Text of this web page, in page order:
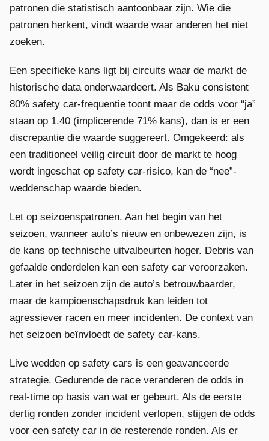
patronen die statistisch aantoonbaar zijn. Wie die
patronen herkent, vindt waarde waar anderen het niet
zoeken.
Een specifieke kans ligt bij circuits waar de markt de
historische data onderwaardeert. Als Baku consistent
80% safety car-frequentie toont maar de odds voor “ja”
staan op 1.40 (implicerende 71% kans), dan is er een
discrepantie die waarde suggereert. Omgekeerd: als
een traditioneel veilig circuit door de markt te hoog
wordt ingeschat op safety car-risico, kan de “nee”-
weddenschap waarde bieden.
Let op seizoenspatronen. Aan het begin van het
seizoen, wanneer auto’s nieuw en onbewezen zijn, is
de kans op technische uitvalbeurten hoger. Debris van
gefaalde onderdelen kan een safety car veroorzaken.
Later in het seizoen zijn de auto’s betrouwbaarder,
maar de kampioenschapsdruk kan leiden tot
agressiever racen en meer incidenten. De context van
het seizoen beïnvloedt de safety car-kans.
Live wedden op safety cars is een geavanceerde
strategie. Gedurende de race veranderen de odds in
real-time op basis van wat er gebeurt. Als de eerste
dertig ronden zonder incident verlopen, stijgen de odds
voor een safety car in de resterende ronden. Als er